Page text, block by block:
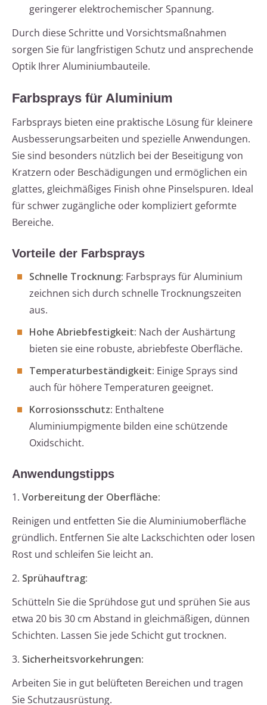
geringerer elektrochemischer Spannung.
Durch diese Schritte und Vorsichtsmaßnahmen
sorgen Sie für langfristigen Schutz und ansprechende
Optik Ihrer Aluminiumbauteile.
Farbsprays für Aluminium
Farbsprays bieten eine praktische Lösung für kleinere
Ausbesserungsarbeiten und spezielle Anwendungen.
Sie sind besonders nützlich bei der Beseitigung von
Kratzern oder Beschädigungen und ermöglichen ein
glattes, gleichmäßiges Finish ohne Pinselspuren. Ideal
für schwer zugängliche oder kompliziert geformte
Bereiche.
Vorteile der Farbsprays
Schnelle Trocknung: Farbsprays für Aluminium
zeichnen sich durch schnelle Trocknungszeiten
aus.
Hohe Abriebfestigkeit: Nach der Aushärtung
bieten sie eine robuste, abriebfeste Oberfläche.
Temperaturbeständigkeit: Einige Sprays sind
auch für höhere Temperaturen geeignet.
Korrosionsschutz: Enthaltene
Aluminiumpigmente bilden eine schützende
Oxidschicht.
Anwendungstipps
1. Vorbereitung der Oberfläche:
Reinigen und entfetten Sie die Aluminiumoberfläche
gründlich. Entfernen Sie alte Lackschichten oder losen
Rost und schleifen Sie leicht an.
2. Sprühauftrag:
Schütteln Sie die Sprühdose gut und sprühen Sie aus
etwa 20 bis 30 cm Abstand in gleichmäßigen, dünnen
Schichten. Lassen Sie jede Schicht gut trocknen.
3. Sicherheitsvorkehrungen:
Arbeiten Sie in gut belüfteten Bereichen und tragen
Sie Schutzausrüstung.